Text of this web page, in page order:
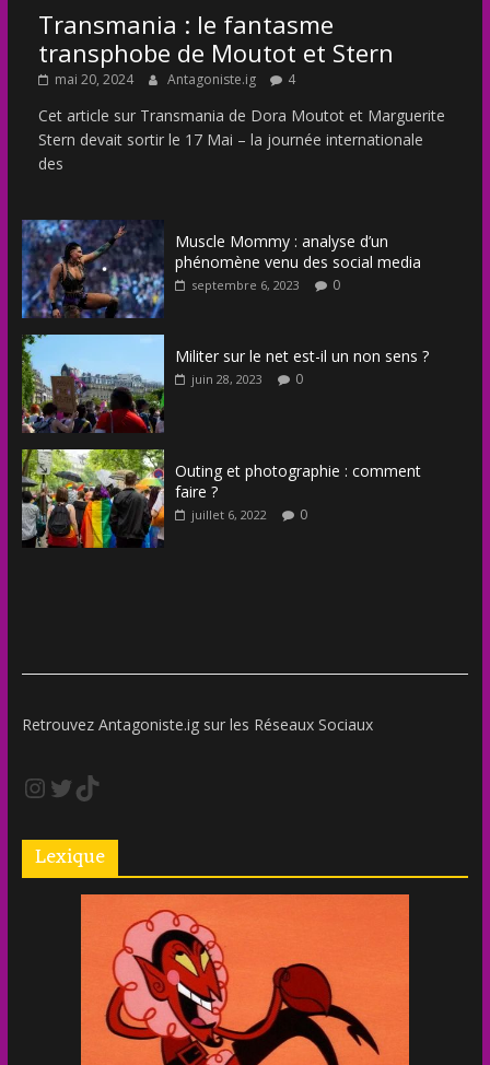
Transmania : le fantasme
transphobe de Moutot et Stern
mai 20, 2024 Antagoniste.ig 4
Cet article sur Transmania de Dora Moutot et Marguerite
Stern devait sortir le 17 Mai – la journée internationale
des
Muscle Mommy : analyse d’un
phénomène venu des social media
septembre 6, 2023 0
Militer sur le net est-il un non sens ?
juin 28, 2023 0
Outing et photographie : comment
faire ?
juillet 6, 2022 0
Retrouvez Antagoniste.ig sur les Réseaux Sociaux
Lexique